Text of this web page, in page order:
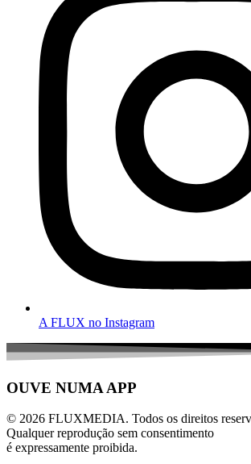
A FLUX no Instagram
OUVE NUMA APP
© 2026 FLUXMEDIA. Todos os direitos
Qualquer reprodução sem consentimento
é expressamente proibida.